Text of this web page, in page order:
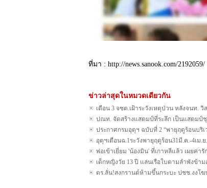
ที่มา : http://news.sanook.com/2192059/
ข่าวล่าสุดในหมวดเดียวกัน
เตือน 3 จชต.เฝ้าระวังเหตุป่วน หลังจนท.
ปณท. จัดสร้างแสตมป์ที่ระลึก เป็นแสตมป์
ประกาศกรมอุตุฯ ฉบับที่ 2 “พายุฤดูร้อนบริ
อุตุฯเตือนฉ.1ระวังพายุฤดูร้อน31มี.ค.-4เม.ย.
พ่อเข้าเยี่ยม 'น้องมิน' ที่เกาหลีแล้ว เผยค่ารั
เด็กหญิงวัย 13 ปี แล่นเรือใบตามลำพังข้า
ตร.ลั่น!สงกรานต์ห้ามขึ้นกระบะ ปชช.งงโ